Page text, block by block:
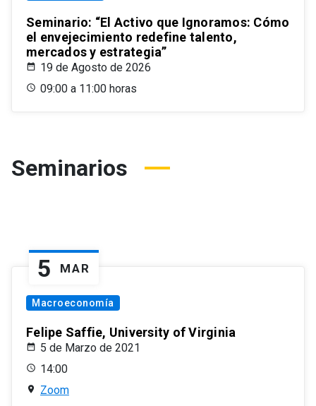
Seminario: “El Activo que Ignoramos: Cómo
el envejecimiento redefine talento,
mercados y estrategia”
19 de Agosto de 2026
09:00 a 11:00 horas
Seminarios
5 MAR
Macroeconomía
Felipe Saffie, University of Virginia
5 de Marzo de 2021
14:00
Zoom